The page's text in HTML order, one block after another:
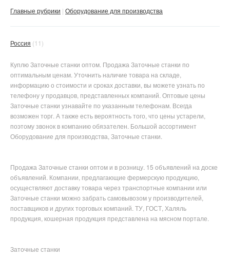
Главные рубрики Оборудование для производства
Россия (11)
Куплю Заточные станки оптом. Продажа Заточные станки по
оптимальным ценам. Уточнить наличие товара на складе,
информацию о стоимости и сроках доставки, вы можете узнать по
телефону у продавцов, представленных компаний. Оптовые цены
Заточные станки узнавайте по указанным телефонам. Всегда
возможен торг. А также есть вероятность того, что цены устарели,
поэтому звонок в компанию обязателен. Большой ассортимент
Оборудование для производства, Заточные станки.
Продажа Заточные станки оптом и в розницу. 15 объявлений на доске
объявлений. Компании, предлагающие фермерскую продукцию,
осуществляют доставку товара через транспортные компании или
Заточные станки можно забрать самовывозом у производителей,
поставщиков и других торговых компаний. ТУ, ГОСТ, Халяль
продукция, кошерная продукция представлена на мясном портале.
Заточные станки